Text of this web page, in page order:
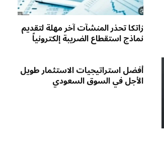
زاتكا تحذر المنشآت آخر مهلة لتقديم
نماذج استقطاع الضريبة إلكترونياً
أفضل استراتيجيات الاستثمار طويل
الأجل في السوق السعودي